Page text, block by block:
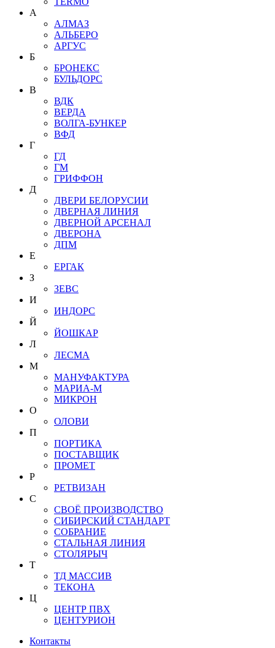
А
АЛМАЗ
АЛЬБЕРО
АРГУС
Б
БРОНЕКС
БУЛЬДОРС
В
ВДК
ВЕРДА
ВОЛГА-БУНКЕР
ВФД
Г
ГД
ГМ
ГРИФФОН
Д
ДВЕРИ БЕЛОРУСИИ
ДВЕРНАЯ ЛИНИЯ
ДВЕРНОЙ АРСЕНАЛ
ДВЕРОНА
ДПМ
Е
ЕРГАК
З
ЗЕВС
И
ИНДОРС
Й
ЙОШКАР
Л
ЛЕСМА
М
МАНУФАКТУРА
МАРИА-М
МИКРОН
О
ОЛОВИ
П
ПОРТИКА
ПОСТАВЩИК
ПРОМЕТ
Р
РЕТВИЗАН
С
СВОЁ ПРОИЗВОДСТВО
СИБИРСКИЙ СТАНДАРТ
СОБРАНИЕ
СТАЛЬНАЯ ЛИНИЯ
СТОЛЯРЫЧ
Т
ТД МАССИВ
ТЕКОНА
Ц
ЦЕНТР ПВХ
ЦЕНТУРИОН
Контакты